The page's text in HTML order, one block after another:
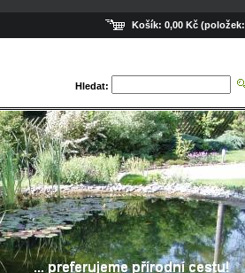
Hledat:
Košík: 0,00 Kč (položek: